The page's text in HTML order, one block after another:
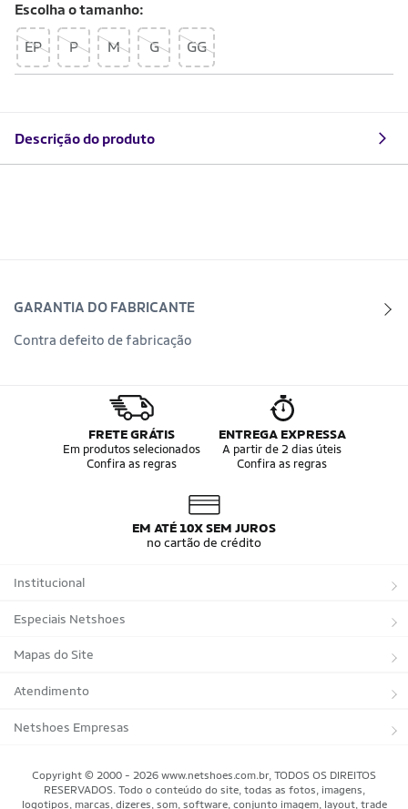
Escolha otamanho
EP P M G GG
Descrição do produto
GARANTIA DO FABRICANTE
Contra defeito de fabricação
FRETE GRÁTIS
Em produtos selecionados
Confira as regras
ENTREGA EXPRESSA
A partir de 2 dias úteis
Confira as regras
EM ATÉ 10X SEM JUROS
no cartão de crédito
Institucional
Sobre a Netshoes
Política de Privacidade
Programa de Afiliados
Regulamentos
Programa de Integridade
Especiais Netshoes
Suplementos
Corrida
Bicicletas
Mapas do Site
Marcas
Tipos de Produtos
Atendimento
Trocas e devoluções
Minha Conta
Netshoes Empresas
Copyright © 2000 - 2026 www.netshoes.com.br, TODOS OS DIREITOS
RESERVADOS. Todo o conteúdo do site, todas as fotos, imagens,
logotipos, marcas, dizeres, som, software, conjunto imagem, layout, trade